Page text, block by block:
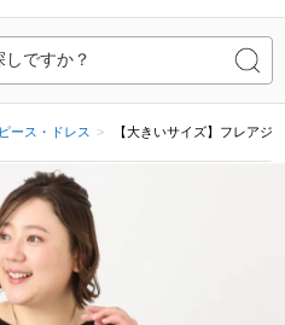
しですか？
ース・ドレス 【大きいサイズ】フレアジ